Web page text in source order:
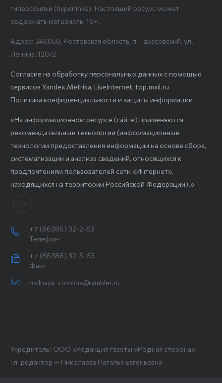
гиперссылки (hyperlinks). Настоящий ресурс может
содержать материалы 16+.
Адрес: 346050, Ростовская область, п. Тарасовский, ул.
Ленина, 120/2
Согласие на обработку персональных данных с помощью
сервисов Yandex.Metrika, LiveInternet, top.mail.ru
Политика конфиденциальности и защиты информации
«На информационном ресурсе (сайте) применяются
рекомендательные технологии (информационные
технологии предоставления информации на основе сбора,
систематизации и анализа сведений, относящихся к
предпочтениям пользователей сети «Интернет»,
находящихся на территории Российской Федерации).»
+7 (86386) 32-2-63
Телефон
+7 (86386) 32-5-63
Факс
rodnaya-storona@rambler.ru
Учредитель: ООО «Редакция газеты «Родная сторона».
Гл. редактор — Николаева Наталья Евгеньевна